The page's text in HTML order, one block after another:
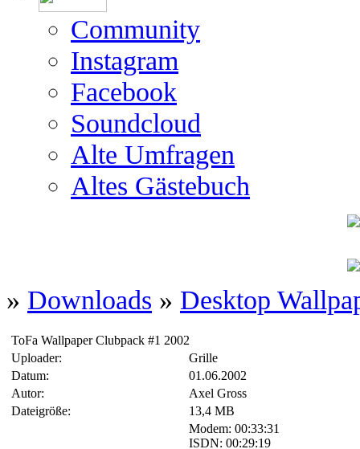
Community
Instagram
Facebook
Soundcloud
Alte Umfragen
Altes Gästebuch
» Downloads » Desktop
ToFa Wallpaper Clubpack #1 2002
Uploader:
Grille
Datum:
01.06.2002
Autor:
Axel Gross
Dateigröße:
13,4 MB
Modem: 00:33:31
ISDN: 00:29:19